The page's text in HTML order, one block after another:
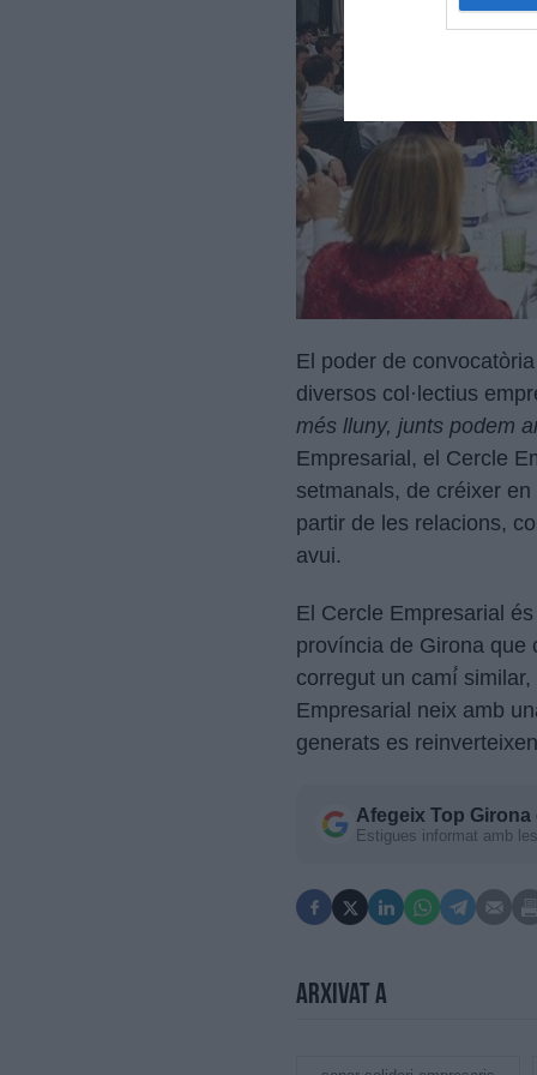
El poder de
diversos col·lectius
més lluny, junts podem
Empresarial, el Cercle
setmanals, de créixer
partir de les relacions,
avui.
El Cercle Empresarial
província de Girona que
corregut un camí́ similar,
Empresarial neix amb
generats es
Afegeix Top Girona
Estigues informat amb
Arxivat a